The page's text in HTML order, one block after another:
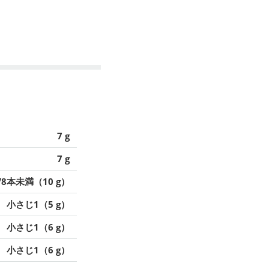
7 g
7 g
本未満（10 g）
小さじ1（5 g）
小さじ1（6 g）
小さじ1（6 g）